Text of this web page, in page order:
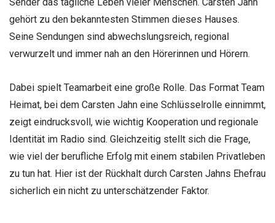
gehört zu den bekanntesten Stimmen dieses Hauses.
Seine Sendungen sind abwechslungsreich, regional
verwurzelt und immer nah an den Hörerinnen und Hörern.
Dabei spielt Teamarbeit eine große Rolle. Das Format Team
Heimat, bei dem Carsten Jahn eine Schlüsselrolle einnimmt,
zeigt eindrucksvoll, wie wichtig Kooperation und regionale
Identität im Radio sind. Gleichzeitig stellt sich die Frage,
wie viel der berufliche Erfolg mit einem stabilen Privatleben
zu tun hat. Hier ist der Rückhalt durch Carsten Jahns Ehefrau
sicherlich ein nicht zu unterschätzender Faktor.